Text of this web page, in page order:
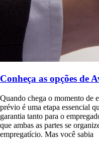
Conheça as opções de
Quando chega o momento de
prévio é uma etapa essencial
garantia tanto para o
que ambas as partes se
empregatício. Mas você sabia